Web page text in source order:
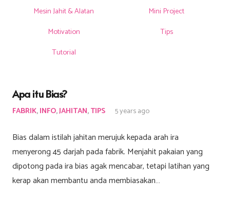
Mesin Jahit & Alatan
Mini Project
Motivation
Tips
Tutorial
Apa itu Bias?
FABRIK,INFO,JAHITAN,TIPS 5 years ago
Bias dalam istilah jahitan merujuk kepada arah ira
menyerong 45 darjah pada fabrik. Menjahit pakaian yang
dipotong pada ira bias agak mencabar, tetapi latihan yang
kerap akan membantu anda membiasakan…